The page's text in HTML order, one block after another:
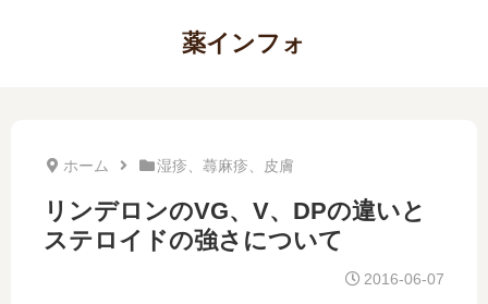
薬インフォ
ホーム 湿疹、蕁麻疹、皮膚
リンデロンのVG、V、DPの違いと
ステロイドの強さについて
2016-06-07